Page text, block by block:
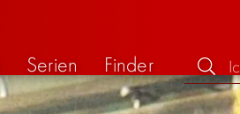
Serien Finder